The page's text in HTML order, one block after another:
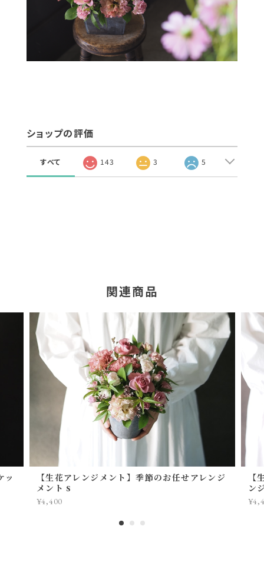
ショップの評価
すべて 143 3 5
関連商品
ッ
【生花アレンジメント】季節のお任せアレンジ
メント S
¥4,400
【
ン